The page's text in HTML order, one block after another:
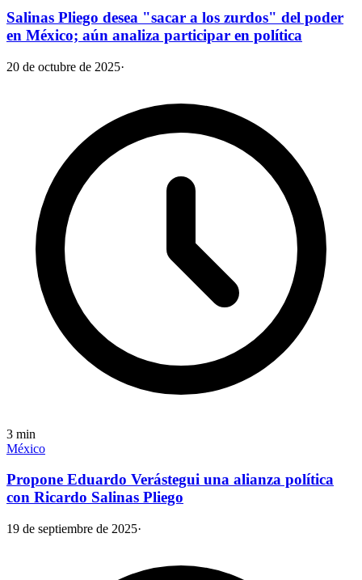
Salinas Pliego desea "sacar a los zurdos" del poder
en México; aún analiza participar en política
20 de octubre de 2025·
3 min
México
Propone Eduardo Verástegui una alianza política
con Ricardo Salinas Pliego
19 de septiembre de 2025·